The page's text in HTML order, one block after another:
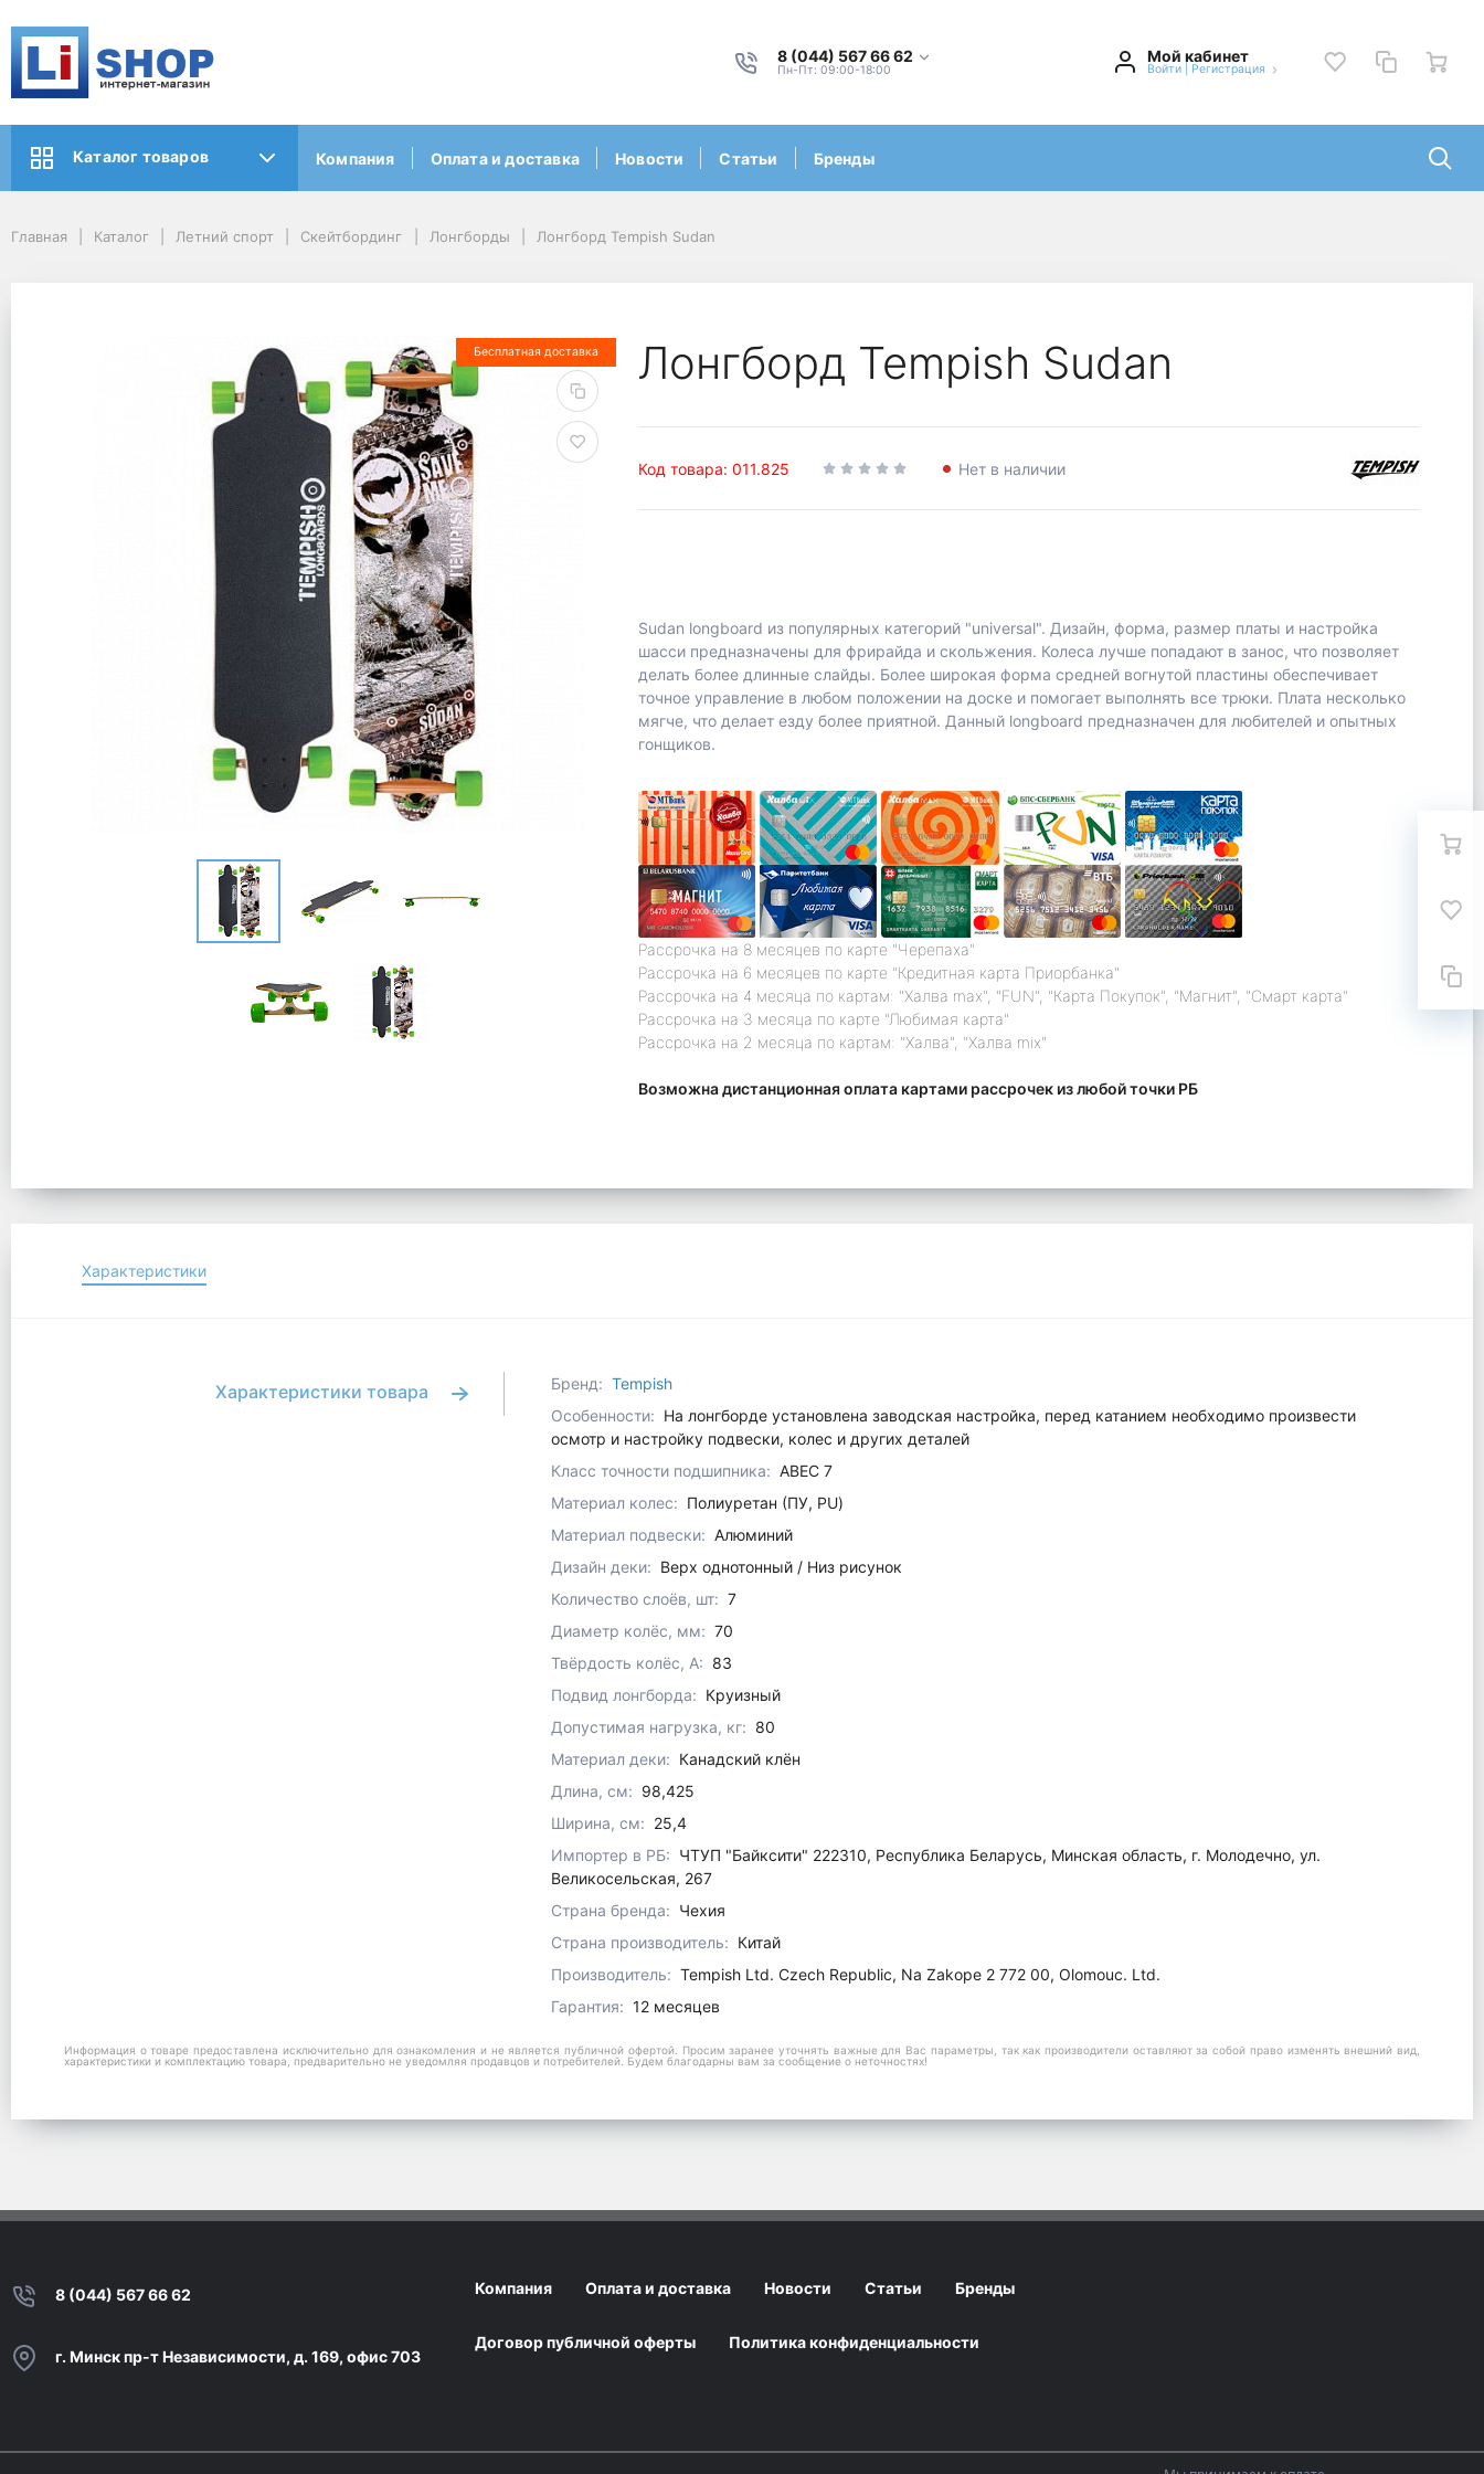
8 (044) 567 66 62
Пн-Пт: 09:00-18:00
Мой кабинет
Войти Регистрация
Каталог товаров Компания Оплата и доставка Новости Статьи Бренды
Главная Каталог Летний спорт Скейтбординг Лонгборды Лонгборд Tempish Sudan
Бесплатная доставка Лонгборд Tempish Sudan
Код товара: 011.825 Нет в наличии
Sudan longboard из популярных категорий "universal". Дизайн, форма, размер платы и настройка
шасси предназначены для фрирайда и скольжения. Колеса лучше попадают в занос, что позволяет
делать более длинные слайды. Более широкая форма средней вогнутой пластины обеспечивает
точное управление в любом положении на доске и помогает выполнять все трюки. Плата несколько
мягче, что делает езду более приятной. Данный longboard предназначен для любителей и опытных
гонщиков.
Рассрочка на 8 месяцев по карте "Черепаха"
Рассрочка на 6 месяцев по карте "Кредитная карта Приорбанка"
Рассрочка на 4 месяца по картам: "Халва max", "FUN", "Карта Покупок", "Магнит", "Смарт карта"
Рассрочка на 3 месяца по карте "Любимая карта"
Рассрочка на 2 месяца по картам: "Халва", "Халва mix"
Возможна дистанционная оплата картами рассрочек из любой точки РБ
Характеристики
Характеристики товара Бренд: Tempish
Особенности: На лонгборде установлена заводская настройка, перед катанием необходимо произвести
осмотр и настройку подвески, колес и других деталей
Класс точности подшипника: ABEC 7
Материал колес: Полиуретан (ПУ, PU)
Материал подвески: Алюминий
Дизайн деки: Верх однотонный / Низ рисунок
Количество слоёв, шт: 7
Диаметр колёс, мм: 70
Твёрдость колёс, А: 83
Подвид лонгборда: Круизный
Допустимая нагрузка, кг: 80
Материал деки: Канадский клён
Длина, см: 98,425
Ширина, см: 25,4
Импортер в РБ: ЧТУП "Байксити" 222310, Республика Беларусь, Минская область, г. Молодечно, ул.
Великосельская, 267
Страна бренда: Чехия
Страна производитель: Китай
Производитель: Tempish Ltd. Czech Republic, Na Zakope 2 772 00, Olomouc. Ltd.
Гарантия: 12 месяцев
Информация о товаре предоставлена исключительно для ознакомления и не является публичной офертой. Просим заранее уточнять важные для Вас параметры, так как производители оставляют за собой право изменять внешний вид,
характеристики и комплектацию товара, предварительно не уведомляя продавцов и потребителей. Будем благодарны вам за сообщение о неточностях!
8 (044) 567 66 62
г. Минск пр-т Независимости, д. 169, офис 703
Компания Оплата и доставка Новости Статьи Бренды
Договор публичной оферты Политика конфиденциальности